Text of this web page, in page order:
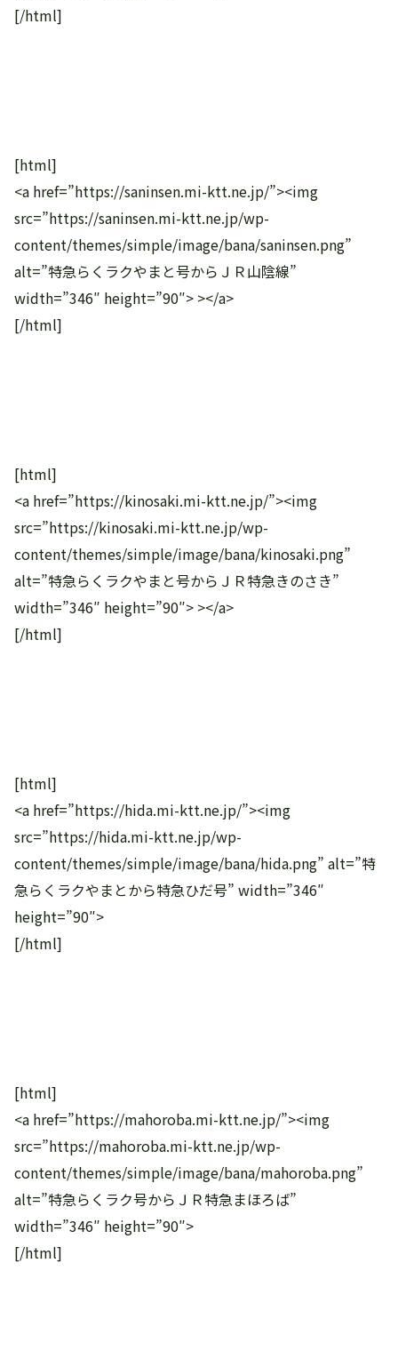
[/html]
[html]
<a href=”https://saninsen.mi-ktt.ne.jp/”><img
src=”https://saninsen.mi-ktt.ne.jp/wp-
content/themes/simple/image/bana/saninsen.png”
alt=”特急らくラクやまと号からＪＲ山陰線”
width=”346″ height=”90″> ></a>
[/html]
[html]
<a href=”https://kinosaki.mi-ktt.ne.jp/”><img
src=”https://kinosaki.mi-ktt.ne.jp/wp-
content/themes/simple/image/bana/kinosaki.png”
alt=”特急らくラクやまと号からＪＲ特急きのさき”
width=”346″ height=”90″> ></a>
[/html]
[html]
<a href=”https://hida.mi-ktt.ne.jp/”><img
src=”https://hida.mi-ktt.ne.jp/wp-
content/themes/simple/image/bana/hida.png” alt=”特
急らくラクやまとから特急ひだ号” width=”346″
height=”90″>
[/html]
[html]
<a href=”https://mahoroba.mi-ktt.ne.jp/”><img
src=”https://mahoroba.mi-ktt.ne.jp/wp-
content/themes/simple/image/bana/mahoroba.png”
alt=”特急らくラク号からＪＲ特急まほろば”
width=”346″ height=”90″>
[/html]